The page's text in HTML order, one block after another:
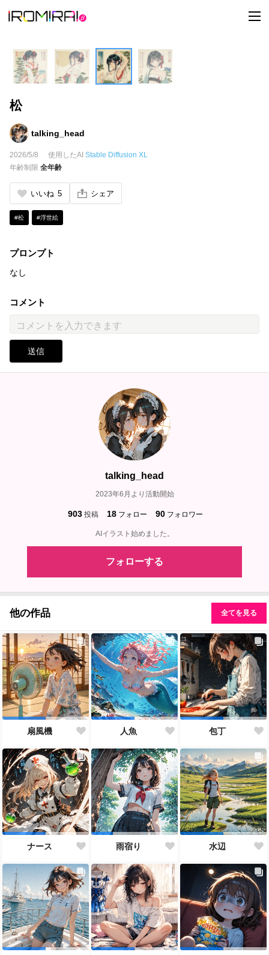
t
o
松
talking_head
2026/5/8 使用したAI Stable Diffusion XL
年齢制限 全年齢
いいね 5 シェア
#松 #浮世絵
プロンプト
なし
コメント
送信
talking_head
2023年6月より活動開始
903 投稿 18 フォロー 90 フォロワー
AIイラスト始めました。
フォローする
他の作品 全てを見る
扇風機 人魚 包丁
ナース 雨宿り 水辺